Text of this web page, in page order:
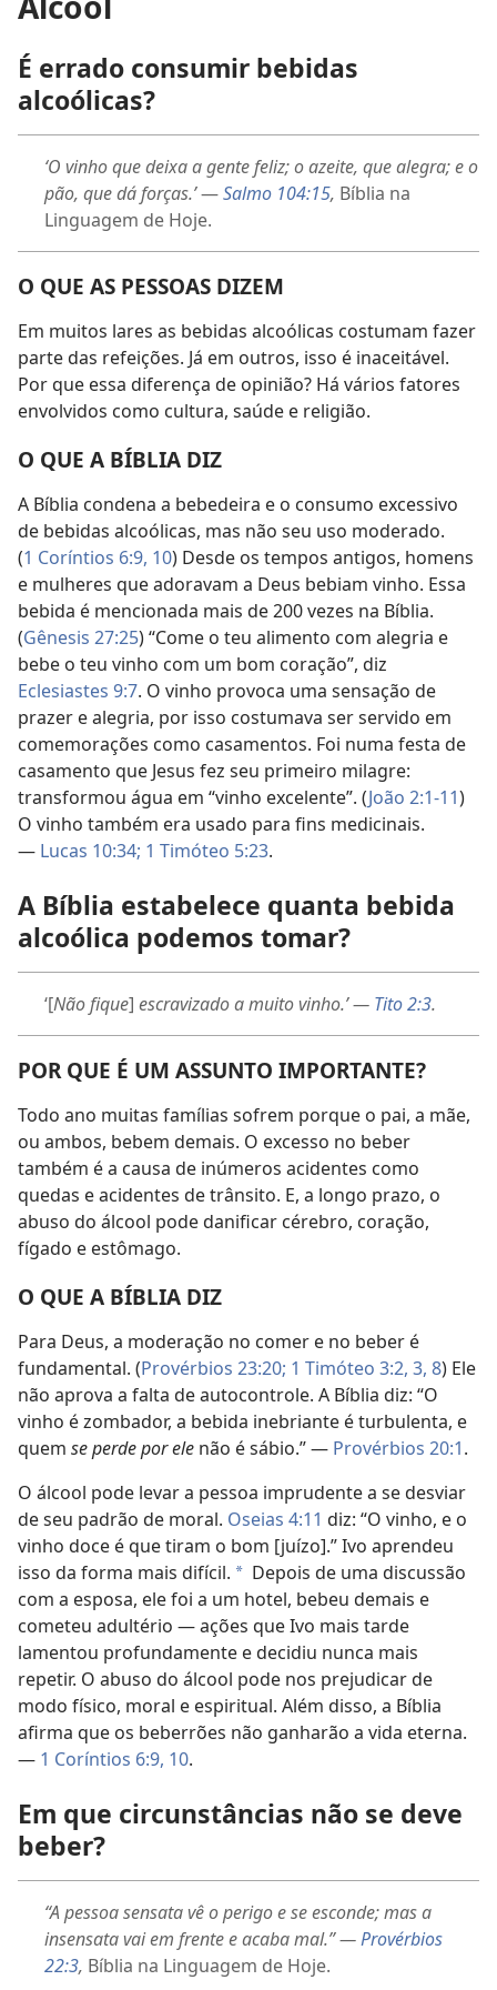
É errado consumir bebidas
alcoólicas?
‘O vinho que deixa a gente feliz; o azeite, que alegra; e o
pão, que dá forças.’—Salmo 104:15, Bíblia na
Linguagem de Hoje.
O QUE AS PESSOAS DIZEM
Em muitos lares as bebidas alcoólicas costumam fazer
parte das refeições. Já em outros, isso é inaceitável.
Por que essa diferença de opinião? Há vários fatores
envolvidos como cultura, saúde e religião.
O QUE A BÍBLIA DIZ
A Bíblia condena a bebedeira e o consumo excessivo
de bebidas alcoólicas, mas não seu uso moderado.
(1 Coríntios 6:9, 10) Desde os tempos antigos, homens
e mulheres que adoravam a Deus bebiam vinho. Essa
bebida é mencionada mais de 200 vezes na Bíblia.
(Gênesis 27:25) “Come o teu alimento com alegria e
bebe o teu vinho com um bom coração”, diz
Eclesiastes 9:7. O vinho provoca uma sensação de
prazer e alegria, por isso costumava ser servido em
comemorações como casamentos. Foi numa festa de
casamento que Jesus fez seu primeiro milagre:
transformou água em “vinho excelente”. (João 2:1-11)
O vinho também era usado para fins medicinais.
— Lucas 10:34; 1 Timóteo 5:23.
A Bíblia estabelece quanta bebida
alcoólica podemos tomar?
‘[Não fique] escravizado a muito vinho.’ — Tito 2:3.
POR QUE É UM ASSUNTO IMPORTANTE?
Todo ano muitas famílias sofrem porque o pai, a mãe,
ou ambos, bebem demais. O excesso no beber
também é a causa de inúmeros acidentes como
quedas e acidentes de trânsito. E, a longo prazo, o
abuso do álcool pode danificar cérebro, coração,
fígado e estômago.
O QUE A BÍBLIA DIZ
Para Deus, a moderação no comer e no beber é
fundamental. (Provérbios 23:20; 1 Timóteo 3:2, 3, 8) Ele
não aprova a falta de autocontrole. A Bíblia diz: “O
vinho é zombador, a bebida inebriante é turbulenta, e
quem se perde por ele não é sábio.” — Provérbios 20:1.
O álcool pode levar a pessoa imprudente a se desviar
de seu padrão de moral. Oseias 4:11 diz: “O vinho, e o
vinho doce é que tiram o bom [juízo].” Ivo aprendeu
isso da forma mais difícil. * Depois de uma discussão
com a esposa, ele foi a um hotel, bebeu demais e
cometeu adultério — ações que Ivo mais tarde
lamentou profundamente e decidiu nunca mais
repetir. O abuso do álcool pode nos prejudicar de
modo físico, moral e espiritual. Além disso, a Bíblia
afirma que os beberrões não ganharão a vida eterna.
— 1 Coríntios 6:9, 10.
Em que circunstâncias não se deve
beber?
“A pessoa sensata vê o perigo e se esconde; mas a
insensata vai em frente e acaba mal.” —Provérbios
22:3, Bíblia na Linguagem de Hoje.